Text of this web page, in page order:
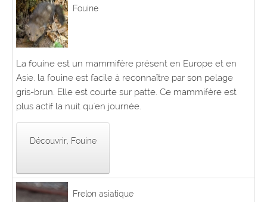
Fouine
La fouine est un mammifère présent en Europe et en
Asie. la fouine est facile à reconnaître par son pelage
gris-brun. Elle est courte sur patte. Ce mammifère est
plus actif la nuit qu'en journée.
Découvrir, Fouine
Frelon asiatique